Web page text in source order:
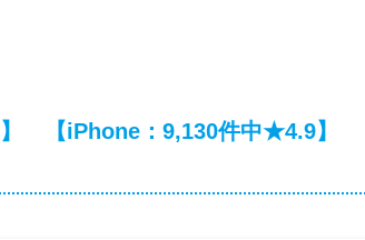
【iPhone：9,130件中★4.9】